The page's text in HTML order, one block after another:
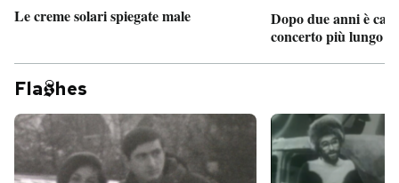
Le creme solari spiegate male
Dopo due anni è
concerto più lungo
Fla hes